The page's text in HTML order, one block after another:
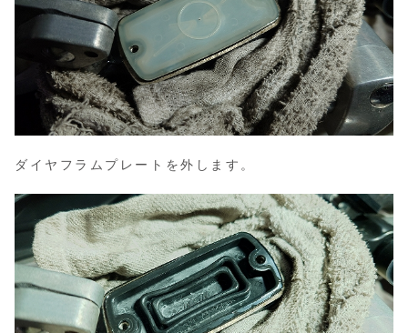
ダイヤフラムプレートを外します。